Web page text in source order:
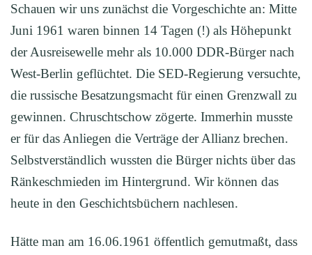
Schauen wir uns zunächst die Vorgeschichte an: Mitte
Juni 1961 waren binnen 14 Tagen (!) als Höhepunkt
der Ausreisewelle mehr als 10.000 DDR-Bürger nach
West-Berlin geflüchtet. Die SED-Regierung versuchte,
die russische Besatzungsmacht für einen Grenzwall zu
gewinnen. Chruschtschow zögerte. Immerhin musste
er für das Anliegen die Verträge der Allianz brechen.
Selbstverständlich wussten die Bürger nichts über das
Ränkeschmieden im Hintergrund. Wir können das
heute in den Geschichtsbüchern nachlesen.
Hätte man am 16.06.1961 öffentlich gemutmaßt, dass